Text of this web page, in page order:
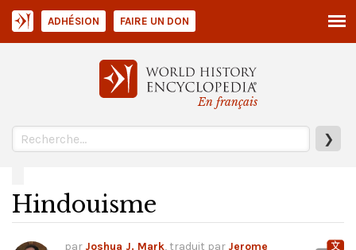
En français
❯
ADHÉSION FAIRE UN DON
Hindouisme
par Joshua J. Mark, traduit par Jerome